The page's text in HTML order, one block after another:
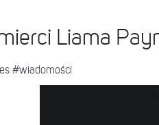
Liama
#wiadomości